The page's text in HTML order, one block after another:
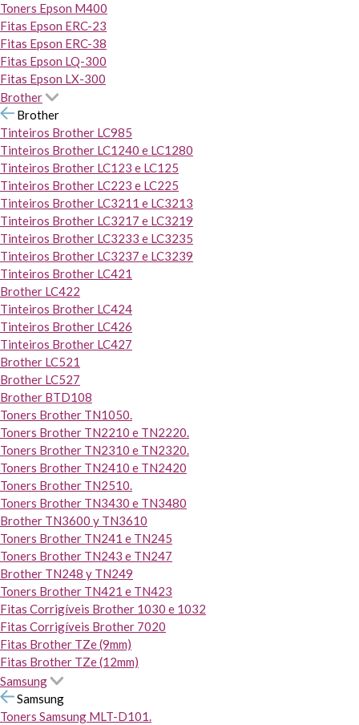
Toners Epson M400
Fitas Epson ERC-23
Fitas Epson ERC-38
Fitas Epson LQ-300
Fitas Epson LX-300
Brother
Brother
Tinteiros Brother LC985
Tinteiros Brother LC1240 e LC1280
Tinteiros Brother LC123 e LC125
Tinteiros Brother LC223 e LC225
Tinteiros Brother LC3211 e LC3213
Tinteiros Brother LC3217 e LC3219
Tinteiros Brother LC3233 e LC3235
Tinteiros Brother LC3237 e LC3239
Tinteiros Brother LC421
Brother LC422
Tinteiros Brother LC424
Tinteiros Brother LC426
Tinteiros Brother LC427
Brother LC521
Brother LC527
Brother BTD108
Toners Brother TN1050.
Toners Brother TN2210 e TN2220.
Toners Brother TN2310 e TN2320.
Toners Brother TN2410 e TN2420
Toners Brother TN2510.
Toners Brother TN3430 e TN3480
Brother TN3600 y TN3610
Toners Brother TN241 e TN245
Toners Brother TN243 e TN247
Brother TN248 y TN249
Toners Brother TN421 e TN423
Fitas Corrigíveis Brother 1030 e 1032
Fitas Corrigíveis Brother 7020
Fitas Brother TZe (9mm)
Fitas Brother TZe (12mm)
Samsung
Samsung
Toners Samsung MLT-D101.